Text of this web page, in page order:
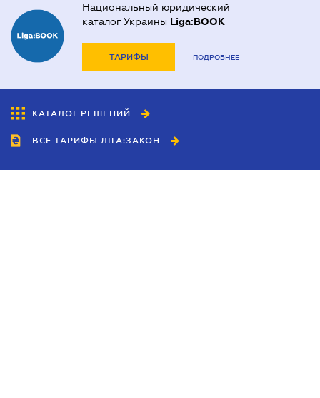
Национальный юридический
каталог Украины Liga:BOOK
ТАРИФЫ ПОДРОБНЕЕ
КАТАЛОГ РЕШЕНИЙ
ВСЕ ТАРИФЫ ЛІГА:ЗАКОН